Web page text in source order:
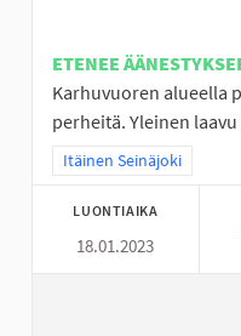
ETENEE
Karhuvuoren alueella
perheitä. Yleinen
Rajaa tulokset teeman
Itäinen Seinäjoki
LUONTIAIKA
18.01.2023